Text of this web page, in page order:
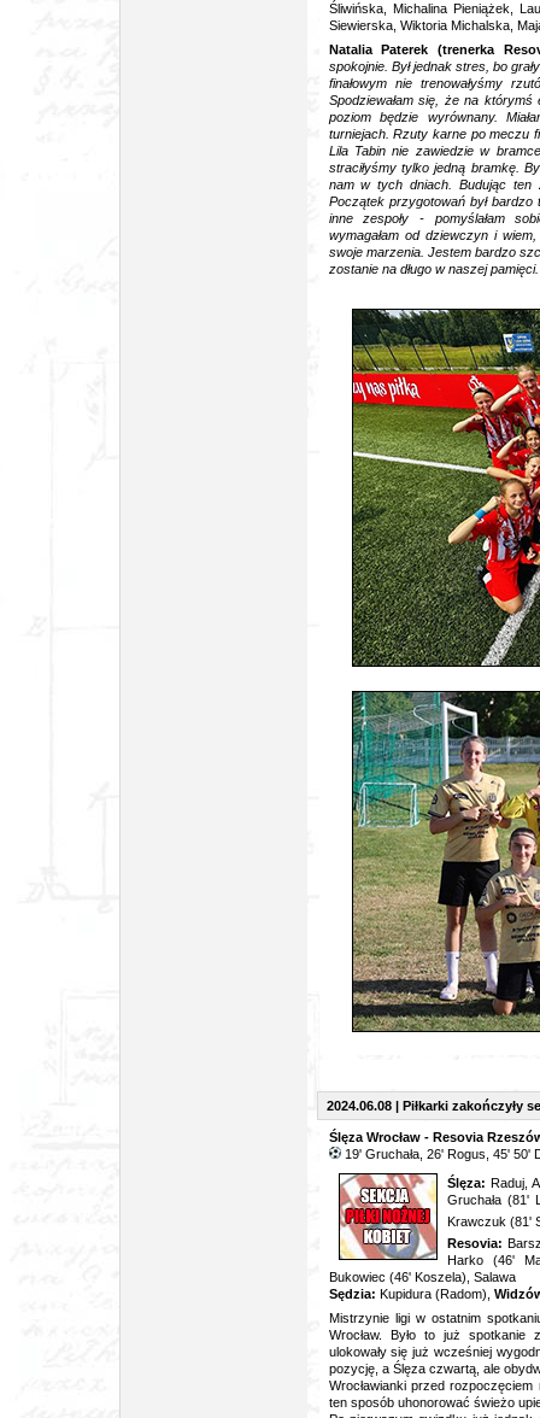
Śliwińska, Michalina Pieniążek,
Siewierska, Wiktoria Michalska,
Natalia Paterek (trenerka
spokojnie. Był jednak stres, bo
finałowym nie trenowałyśmy
Spodziewałam się, że na
poziom będzie wyrównany.
turniejach. Rzuty karne po meczu
Lila Tabin nie zawiedzie w
straciłyśmy tylko jedną bramkę.
nam w tych dniach. Budując ten
Początek przygotowań był
inne zespoły - pomyślałam
wymagałam od dziewczyn i
swoje marzenia. Jestem bardzo
zostanie na długo w naszej pamięci.
2024.06.08 | Piłkarki zakończyły
Ślęza Wrocław - Resovia
19' Gruchała, 26' Rogus, 45'
Ślęza: Raduj,
Gruchała (81'
Krawczuk (81'
Resovia:
Harko (46'
Bukowiec (46' Koszela), Salawa
Sędzia: Kupidura (Radom),
Mistrzynie ligi w ostatnim
Wrocław. Było to już spotkanie
ulokowały się już wcześniej
pozycję, a Ślęza czwartą, ale
Wrocławianki przed
ten sposób uhonorować świeżo